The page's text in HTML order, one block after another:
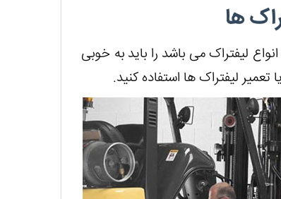
ها
لیفتراک می باشد را باید به خوبی
لیفتراک ها استفاده کنید.